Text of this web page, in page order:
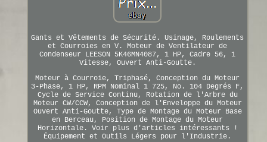
Gants et Vêtements de Sécurité. Usinage, Roulements
et Courroies en V. Moteur de Ventilateur de
Condenseur LEESON 5K46MN4087, 1 HP, Cadre 56, 1
Vitesse, Ouvert Anti-Goutte.
Moteur à Courroie, Triphasé, Conception du Moteur
3-Phase, 1 HP, RPM Nominal 1 725, No. 104 Degrés F,
Cycle de Service Continu, Rotation de l'Arbre du
Moteur CW/CCW, Conception de l'Enveloppe du Moteur
Ouvert Anti-Goutte, Type de Montage du Moteur Base
en Berceau, Position de Montage du Moteur
Horizontale. Voir plus d'articles intéressants !
Équipement et Outils Légers pour l'Industrie.